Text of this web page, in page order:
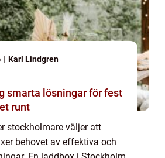
Karl Lindgren
runt
stockholmare väljer att
behovet av effektiva och